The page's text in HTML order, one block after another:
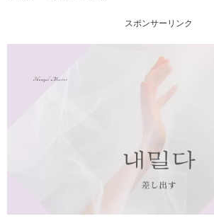
スポンサーリンク